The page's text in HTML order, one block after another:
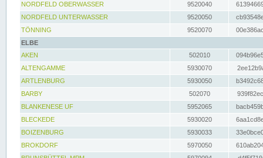
NORDFELD OBERWASSER
9520040
NORDFELD UNTERWASSER
9520050
TÖNNING
9520070
ELBE
AKEN
502010
ALTENGAMME
5930070
ARTLENBURG
5930050
BARBY
502070
BLANKENESE UF
5952065
BLECKEDE
5930020
BOIZENBURG
5930033
BROKDORF
5970050